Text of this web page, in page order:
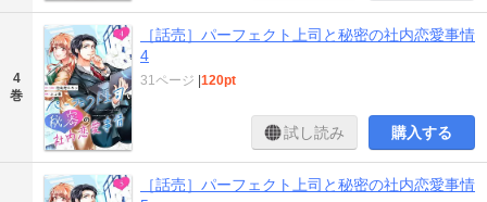
4
巻
［話売］パーフェクト上司と秘密の社内恋愛事情
4
31ページ 120pt
試し読み 購入する
［話売］パーフェクト上司と秘密の社内恋愛事情